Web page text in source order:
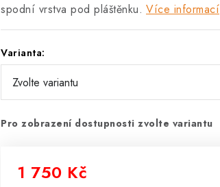
spodní vrstva pod pláštěnku. Více informací
Varianta:
Pro zobrazení dostupnosti zvolte variantu
1 750 Kč